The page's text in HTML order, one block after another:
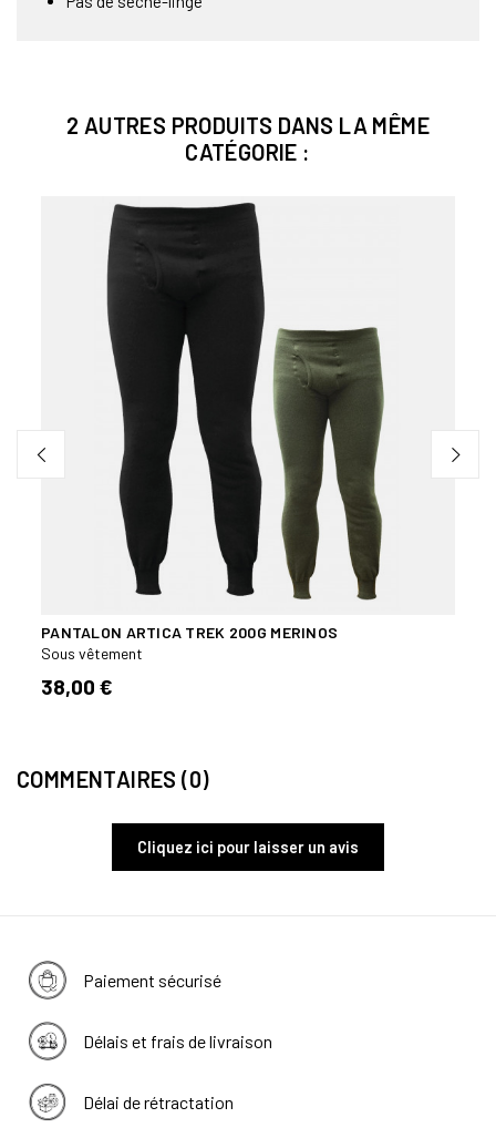
2 AUTRES PRODUITS DANS LA MÊME
CATÉGORIE :
PANTALON ARTICA TREK 200G MERINOS
Sous vêtement
38,00 €
COMMENTAIRES (0)
Cliquez ici pour laisser un avis
Paiement sécurisé
Délais et frais de livraison
Délai de rétractation